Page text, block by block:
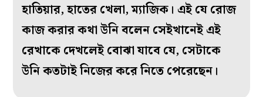
হাতিয়ার, হাতের খেলা, ম্যাজিক। এই যে রোজ
কাজ করার কথা উনি বলেন সেইখানেই এই
রেখাকে দেখলেই বোঝা যাবে যে, সেটাকে
উনি কতটাই নিজের করে নিতে পেরেছেন।